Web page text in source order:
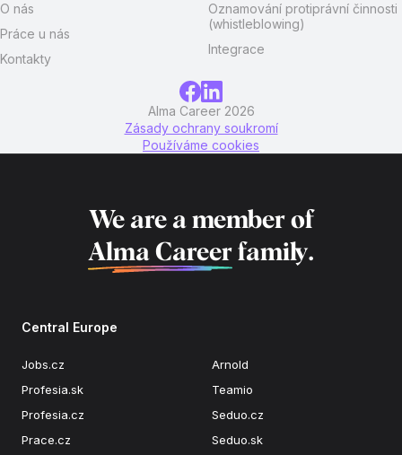
O nás
Práce u nás
Kontakty
Oznamování protiprávní činnosti
(whistleblowing)
Integrace
Alma Career 2026
Zásady ochrany soukromí
Používáme cookies
We are a member of
Alma Career family.
Central Europe
Jobs.cz
Profesia.sk
Profesia.cz
Prace.cz
Arnold
Teamio
Seduo.cz
Seduo.sk